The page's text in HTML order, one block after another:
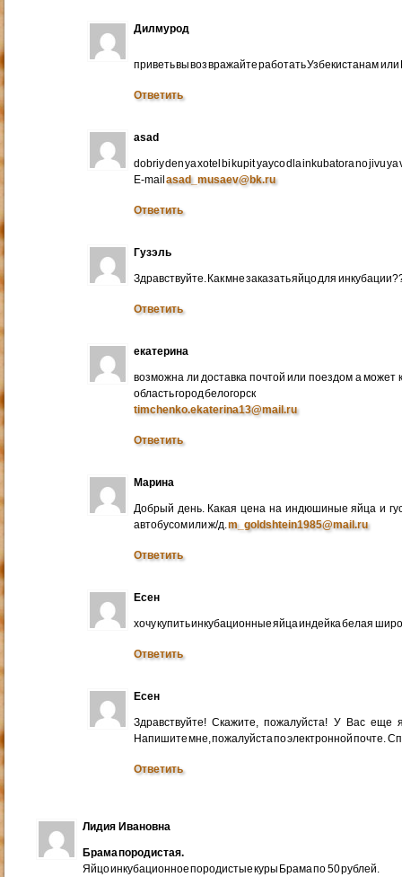
Дилмурод
приветь вы воз вражайте работать Узбекистанам
Ответить
asad
dobriy den ya xotel bi kupit yayco dla inkubatora no jivu ya
E-mailasad_musaev@bk.ru
Ответить
Гузэль
Здравствуйте. Как мне заказать яйцо для
Ответить
екатерина
возможна ли доставка почтой или поездом а
область город белогорск
timchenko.ekaterina13@mail.ru
Ответить
Марина
Добрый день. Какая цена на индюшиные яйца и
автобусом или ж/д.m_goldshtein1985@mail.ru
Ответить
Есен
хочу купить инкубационные яйца индейка белая
Ответить
Есен
Здравствуйте! Скажите, пожалуйста! У Вас еще
Напишите мне, пожалуйста по электронной почте.
Ответить
Лидия Ивановна
Брама породистая.
Яйцо инкубационное породистые куры Брама по 50 рублей.